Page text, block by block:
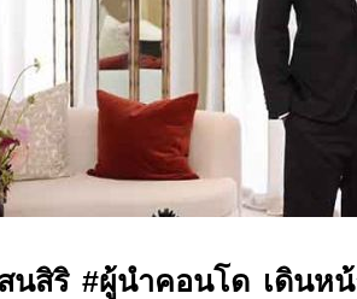
นสิริ#ผู้นำคอนโด เดินห